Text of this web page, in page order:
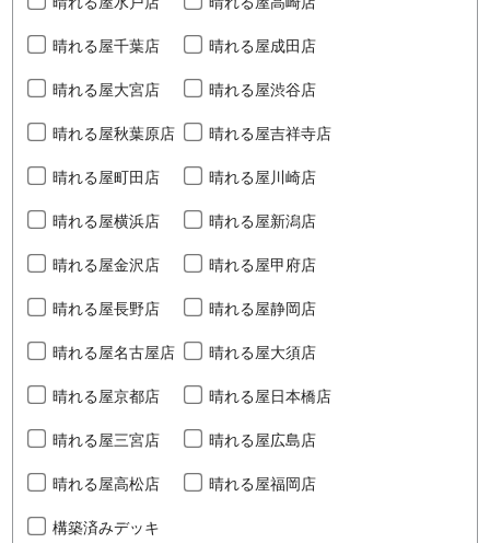
晴れる屋千葉店 晴れる屋成田店
晴れる屋大宮店 晴れる屋渋谷店
晴れる屋秋葉原店 晴れる屋吉祥寺店
晴れる屋町田店 晴れる屋川崎店
晴れる屋横浜店 晴れる屋新潟店
晴れる屋金沢店 晴れる屋甲府店
晴れる屋長野店 晴れる屋静岡店
晴れる屋名古屋店 晴れる屋大須店
晴れる屋京都店 晴れる屋日本橋店
晴れる屋三宮店 晴れる屋広島店
晴れる屋高松店 晴れる屋福岡店
構築済みデッキ